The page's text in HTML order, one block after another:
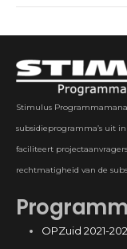
Stimulus
subsidieprogramma’s uit
faciliteert
rechtmatigheid van de
OPZuid 2021-